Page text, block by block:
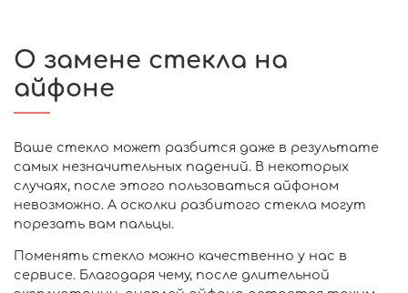
О замене стекла на
айфоне
Ваше стекло может разбится даже в результате
самых незначительных падений. В некоторых
случаях, после этого пользоваться айфоном
невозможно. А осколки разбитого стекла могут
порезать вам пальцы.
Поменять стекло можно качественно у нас в
сервисе. Благодаря чему, после длительной